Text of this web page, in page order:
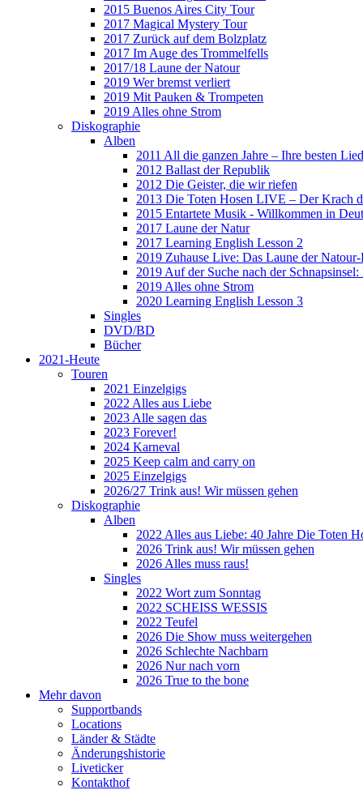
2015 Buenos Aires City Tour
2017 Magical Mystery Tour
2017 Zurück auf dem Bolzplatz
2017 Im Auge des Trommelfells
2017/18 Laune der Natour
2019 Wer bremst verliert
2019 Mit Pauken & Trompeten
2019 Alles ohne Strom
Diskographie
Alben
2011 All die ganzen Jahre – Ihre besten
2012 Ballast der Republik
2012 Die Geister, die wir riefen
2013 Die Toten Hosen LIVE – Der Krach
2015 Entartete Musik - Willkommen in
2017 Laune der Natur
2017 Learning English Lesson 2
2019 Zuhause Live: Das Laune der
2019 Auf der Suche nach der
2019 Alles ohne Strom
2020 Learning English Lesson 3
Singles
DVD/BD
Bücher
2021-Heute
Touren
2021 Einzelgigs
2022 Alles aus Liebe
2023 Alle sagen das
2023 Forever!
2024 Karneval
2025 Keep calm and carry on
2025 Einzelgigs
2026/27 Trink aus! Wir müssen gehen
Diskographie
Alben
2022 Alles aus Liebe: 40 Jahre Die Toten
2026 Trink aus! Wir müssen gehen
2026 Alles muss raus!
Singles
2022 Wort zum Sonntag
2022 SCHEISS WESSIS
2022 Teufel
2026 Die Show muss weitergehen
2026 Schlechte Nachbarn
2026 Nur nach vorn
2026 True to the bone
Mehr davon
Supportbands
Locations
Länder & Städte
Änderungshistorie
Liveticker
Kontakthof